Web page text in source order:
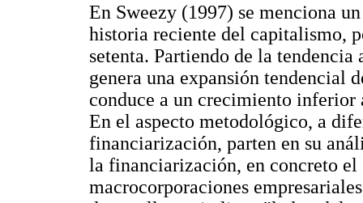
En Sweezy (1997) se menciona
historia reciente del capitalismo,
setenta. Partiendo de la
genera una expansión tendencial
conduce a un crecimiento
En el aspecto metodológico, a
financiarización, parten en su
la financiarización, en concreto el
macrocorporaciones